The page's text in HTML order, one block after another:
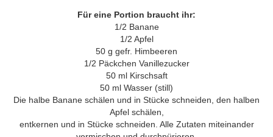
Für eine Portion braucht ihr:
1/2 Banane
1/2 Apfel
50 g gefr. Himbeeren
1/2 Päckchen Vanillezucker
50 ml Kirschsaft
50 ml Wasser (still)
Die halbe Banane schälen und in Stücke schneiden, den halben
Apfel schälen,
entkernen und in Stücke schneiden. Alle Zutaten miteinander